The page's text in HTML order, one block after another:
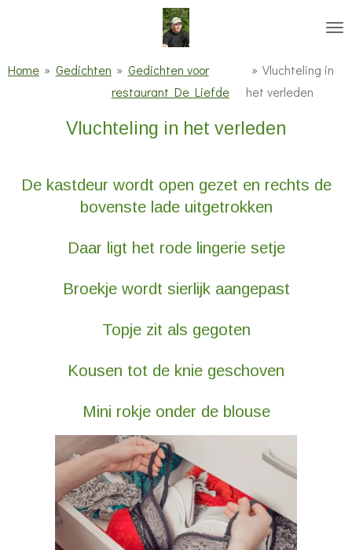
Home » Gedichten » Gedichten voor
restaurant De Liefde
» Vluchteling in
het verleden
Vluchteling in het verleden
De kastdeur wordt open gezet en rechts de
bovenste lade uitgetrokken
Daar ligt het rode lingerie setje
Broekje wordt sierlijk aangepast
Topje zit als gegoten
Kousen tot de knie geschoven
Mini rokje onder de blouse